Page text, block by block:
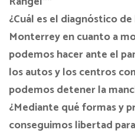
¿Cuál es el diagnóstico
Monterrey en cuanto a
podemos hacer ante el
los autos y los centros
podemos detener la
¿Mediante qué formas y
conseguimoslibertad